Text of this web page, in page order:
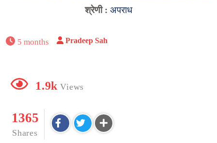
श्रेणी : अपराध
5 months Pradeep Sah
1.9k Views
1365
Shares